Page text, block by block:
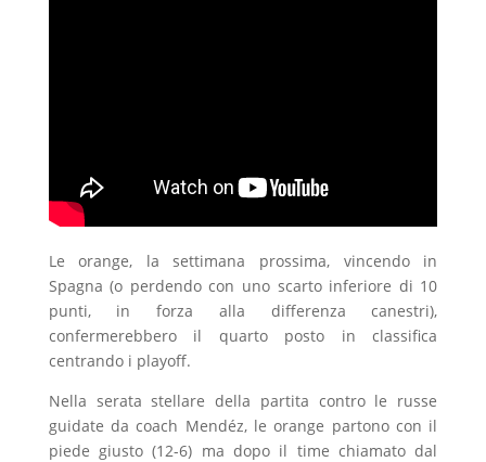
Le orange, la settimana prossima, vincendo in
Spagna (o perdendo con uno scarto inferiore di 10
punti, in forza alla differenza canestri),
confermerebbero il quarto posto in classifica
centrando i playoff.
Nella serata stellare della partita contro le russe
guidate da coach Mendéz, le orange partono con il
piede giusto (12-6) ma dopo il time chiamato dal